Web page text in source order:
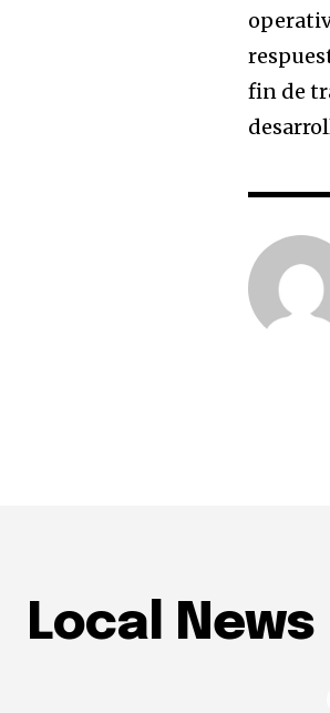
fin de
Local News